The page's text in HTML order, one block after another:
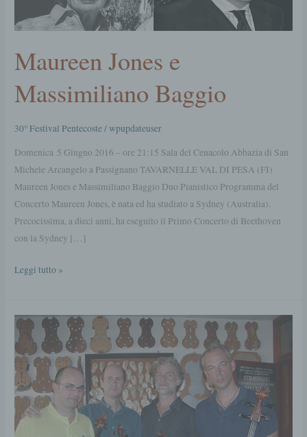
Maureen Jones e
Massimiliano Baggio
30° Festival Pentecoste/wpupdateuser
Domenica 5 Giugno 2016 – ore 21:15 Sala del Cenacolo Abbazia di San
Michele Arcangelo a Passignano TAVARNELLE VAL DI PESA (FI)
Maureen Jones e Massimiliano Baggio Duo Pianistico Programma del
Concerto Maureen Jones, è nata ed ha studiato a Sydney (Australia).
Precocissima, a dieci anni, ha eseguito il Primo Concerto di Beethoven
con la Sydney […]
Leggi tutto »
Quartetto
di
Torino